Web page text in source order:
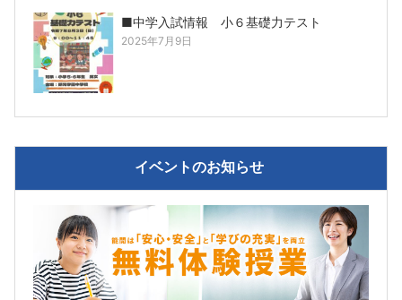
■中学入試情報 小６基礎力テスト
2025年7月9日
イベントのお知らせ